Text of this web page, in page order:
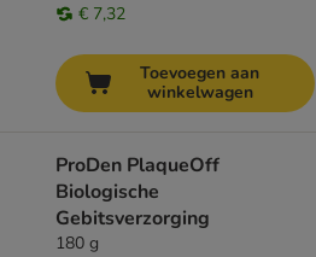
€ 7,32
Toevoegen aan
winkelwagen
ProDen PlaqueOff
Biologische
Gebitsverzorging
180 g